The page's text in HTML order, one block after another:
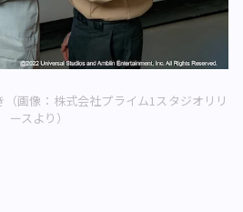
画像：株式会社プライム1スタジオリリ
ースより）